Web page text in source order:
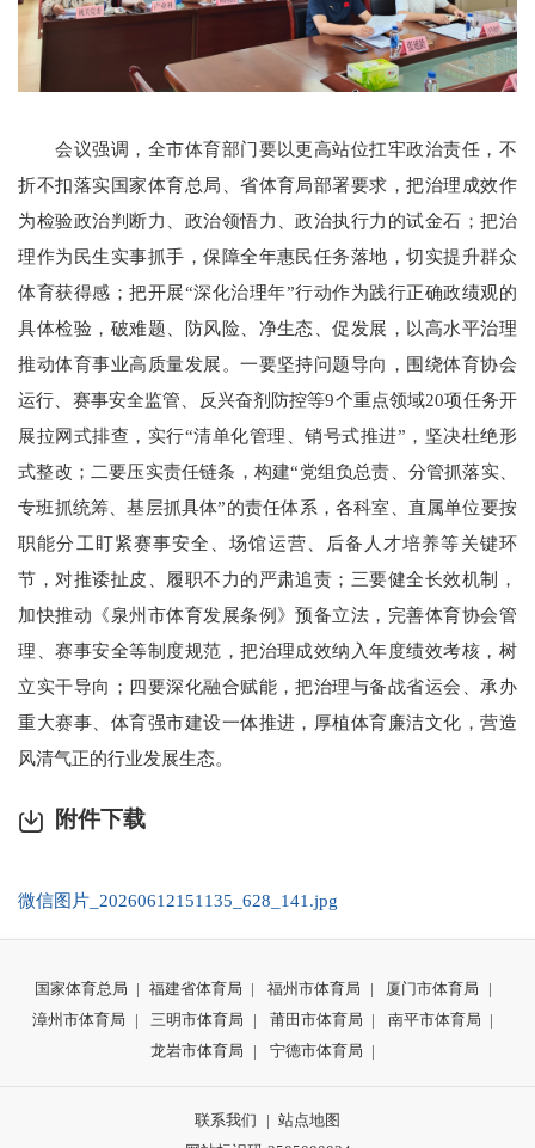
会议强调，全市体育部门要以更高站位扛牢政治责任，不
折不扣落实国家体育总局、省体育局部署要求，把治理成效作
为检验政治判断力、政治领悟力、政治执行力的试金石；把治
理作为民生实事抓手，保障全年惠民任务落地，切实提升群众
体育获得感；把开展“深化治理年”行动作为践行正确政绩观的
具体检验，破难题、防风险、净生态、促发展，以高水平治理
推动体育事业高质量发展。一要坚持问题导向，围绕体育协会
运行、赛事安全监管、反兴奋剂防控等9个重点领域20项任务开
展拉网式排查，实行“清单化管理、销号式推进”，坚决杜绝形
式整改；二要压实责任链条，构建“党组负总责、分管抓落实、
专班抓统筹、基层抓具体”的责任体系，各科室、直属单位要按
职能分工盯紧赛事安全、场馆运营、后备人才培养等关键环
节，对推诿扯皮、履职不力的严肃追责；三要健全长效机制，
加快推动《泉州市体育发展条例》预备立法，完善体育协会管
理、赛事安全等制度规范，把治理成效纳入年度绩效考核，树
立实干导向；四要深化融合赋能，把治理与备战省运会、承办
重大赛事、体育强市建设一体推进，厚植体育廉洁文化，营造
风清气正的行业发展生态。
附件下载
微信图片_20260612151135_628_141.jpg
国家体育总局 | 福建省体育局 | 福州市体育局 | 厦门市体育局
|
漳州市体育局
| 三明市体育局 | 莆田市体育局 | 南平市体育局 |
龙岩市体育局
| 宁德市体育局 |
联系我们 | 站点地图